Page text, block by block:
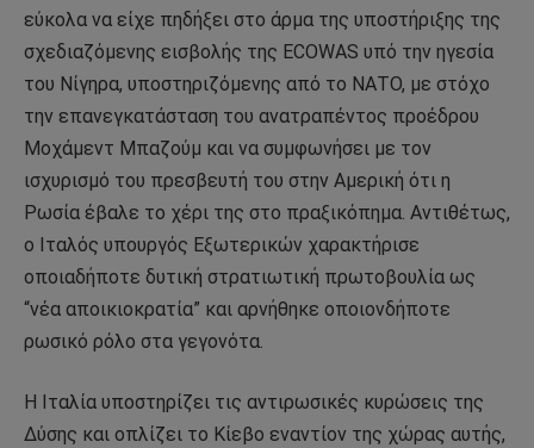
εύκολα να είχε πηδήξει στο άρμα της υποστήριξης της
σχεδιαζόμενης εισβολής της ECOWAS υπό την ηγεσία
του Νίγηρα, υποστηριζόμενης από το ΝΑΤΟ, με στόχο
την επανεγκατάσταση του ανατραπέντος προέδρου
Μοχάμεντ Μπαζούμ και να συμφωνήσει με τον
ισχυρισμό του πρεσβευτή του στην Αμερική ότι η
Ρωσία έβαλε το χέρι της στο πραξικόπημα. Αντιθέτως,
ο Ιταλός υπουργός Εξωτερικών χαρακτήρισε
οποιαδήποτε δυτική στρατιωτική πρωτοβουλία ως
“νέα αποικιοκρατία” και αρνήθηκε οποιονδήποτε
ρωσικό ρόλο στα γεγονότα.
Η Ιταλία υποστηρίζει τις αντιρωσικές κυρώσεις της
Δύσης και οπλίζει το Κίεβο εναντίον της χώρας αυτής,